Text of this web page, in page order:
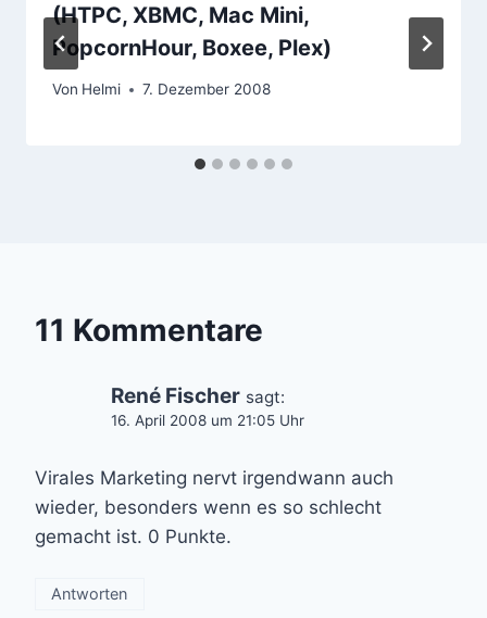
(HTPC, XBMC, Mac Mini,
PopcornHour, Boxee, Plex)
Von Helmi 7. Dezember 2008
11 Kommentare
René Fischer sagt:
16. April 2008 um 21:05 Uhr
Virales Marketing nervt irgendwann auch
wieder, besonders wenn es so schlecht
gemacht ist. 0 Punkte.
Antworten